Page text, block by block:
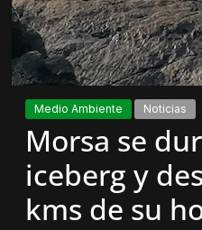
Medio Ambiente Noticias
Morsa se
iceberg y
kms de su